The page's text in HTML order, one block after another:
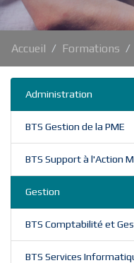
Accueil Formations
Administration
BTS Gestion de la PME
BTS Support à l'Action
Gestion
BTS Comptabilité et
BTS Services